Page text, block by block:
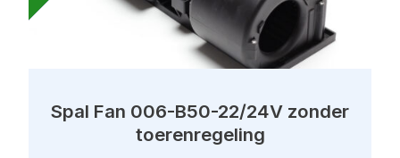
Spal Fan 006-B50-22/24V zonder
toerenregeling